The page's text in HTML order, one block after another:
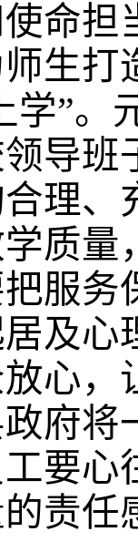
命担
生打
学”
导班
理、
质
服务
及心
心，
府将
要心
责任